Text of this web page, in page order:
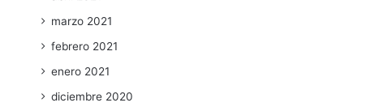
marzo 2021
febrero 2021
enero 2021
diciembre 2020